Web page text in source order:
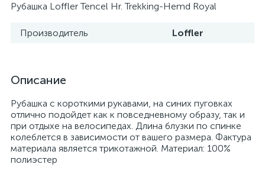
Рубашка Loffler Tencel Hr. Trekking-Hemd Royal
Производитель Loffler
Описание
Рубашка с короткими рукавами, на синих пуговках
отлично подойдет как к повседневному образу, так и
при отдыхе на велосипедах. Длина блузки по спинке
колеблется в зависимости от вашего размера. Фактура
материала является трикотажной. Материал: 100%
полиэстер